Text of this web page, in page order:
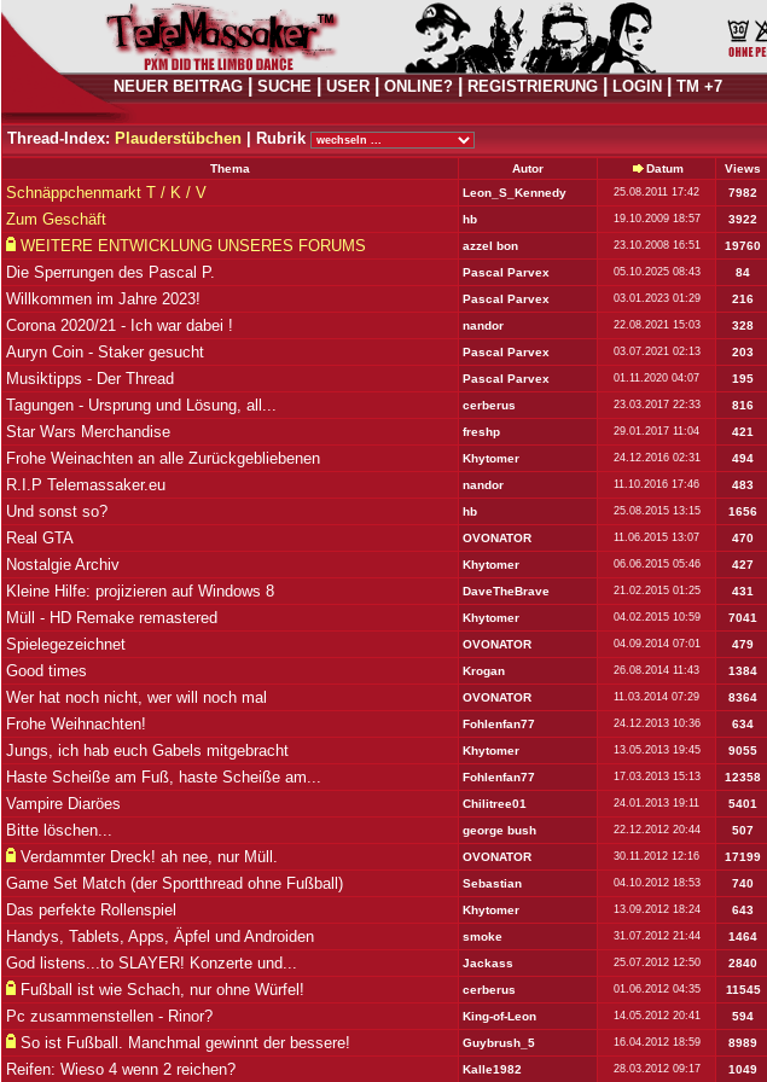
NEUER BEITRAG SUCHE USER ONLINE? REGISTRIERUNG LOGIN TM +7
Thread-Index: Plauderstübchen Rubrik
Thema Autor Datum Views
Schnäppchenmarkt T / K / V Leon_S_Kennedy 25.08.2011 17:42 7982
Zum Geschäft hb 19.10.2009 18:57 3922
WEITERE ENTWICKLUNG UNSERES FORUMS azzel bon 23.10.2008 16:51 19760
Die Sperrungen des Pascal P. Pascal Parvex 05.10.2025 08:43 84
Willkommen im Jahre 2023! Pascal Parvex 03.01.2023 01:29 216
Corona 2020/21 - Ich war dabei ! nandor 22.08.2021 15:03 328
Auryn Coin - Staker gesucht Pascal Parvex 03.07.2021 02:13 203
Musiktipps - Der Thread Pascal Parvex 01.11.2020 04:07 195
Tagungen - Ursprung und Lösung, all... cerberus 23.03.2017 22:33 816
Star Wars Merchandise freshp 29.01.2017 11:04 421
Frohe Weinachten an alle Zurückgebliebenen Khytomer 24.12.2016 02:31 494
R.I.P Telemassaker.eu nandor 11.10.2016 17:46 483
Und sonst so? hb 25.08.2015 13:15 1656
Real GTA OVONATOR 11.06.2015 13:07 470
Nostalgie Archiv Khytomer 06.06.2015 05:46 427
Kleine Hilfe: projizieren auf Windows 8 DaveTheBrave 21.02.2015 01:25 431
Müll - HD Remake remastered Khytomer 04.02.2015 10:59 7041
Spielegezeichnet OVONATOR 04.09.2014 07:01 479
Good times Krogan 26.08.2014 11:43 1384
Wer hat noch nicht, wer will noch mal OVONATOR 11.03.2014 07:29 8364
Frohe Weihnachten! Fohlenfan77 24.12.2013 10:36 634
Jungs, ich hab euch Gabels mitgebracht Khytomer 13.05.2013 19:45 9055
Haste Scheiße am Fuß, haste Scheiße am... Fohlenfan77 17.03.2013 15:13 12358
Vampire Diaröes Chilitree01 24.01.2013 19:11 5401
Bitte löschen... george bush 22.12.2012 20:44 507
Verdammter Dreck! ah nee, nur Müll. OVONATOR 30.11.2012 12:16 17199
Game Set Match (der Sportthread ohne Fußball) Sebastian 04.10.2012 18:53 740
Das perfekte Rollenspiel Khytomer 13.09.2012 18:24 643
Handys, Tablets, Apps, Äpfel und Androiden smoke 31.07.2012 21:44 1464
God listens...to SLAYER! Konzerte und... Jackass 25.07.2012 12:50 2840
Fußball ist wie Schach, nur ohne Würfel! cerberus 01.06.2012 04:35 11545
Pc zusammenstellen - Rinor? King-of-Leon 14.05.2012 20:41 594
So ist Fußball. Manchmal gewinnt der bessere! Guybrush_5 16.04.2012 18:59 8989
Reifen: Wieso 4 wenn 2 reichen? Kalle1982 28.03.2012 09:17 1049